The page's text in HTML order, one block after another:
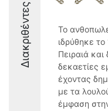
Διακριθέντες
Το
ιδρύθηκε
Πειραιά
δεκαετίες
έχοντας
με τα
έμφαση